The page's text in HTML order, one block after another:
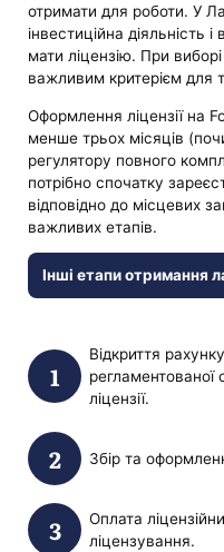
отримати для роботи. У
інвестиційна діяльність і
мати ліцензію. При
важливим критерієм для
Оформлення ліцензії на
менше трьох місяців
регулятору повного
потрібно спочатку
відповідно до місцевих
важливих етапів.
Інші етапи отримання
Відкриття
регламентованої
ліцензії.
Збір та
Оплата
ліцензування.